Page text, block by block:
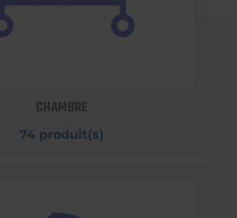
CHAMBRE
74 produit(s)